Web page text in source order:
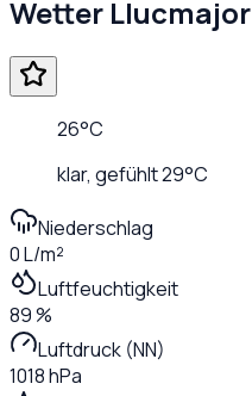
Wetter Llucmajor
26°C
klar, gefühlt29°C
Niederschlag
0 L/m²
Luftfeuchtigkeit
89 %
Luftdruck (NN)
1018 hPa